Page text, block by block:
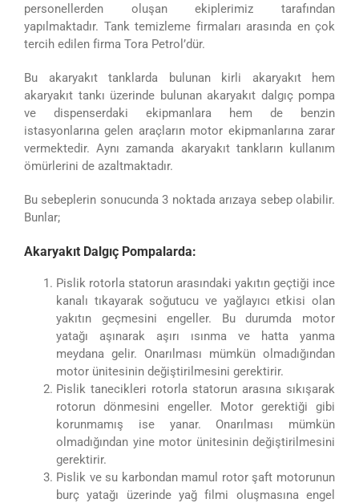
personellerden oluşan ekiplerimiz tarafından
yapılmaktadır. Tank temizleme firmaları arasında en çok
tercih edilen firma Tora Petrol’dür.
Bu akaryakıt tanklarda bulunan kirli akaryakıt hem
akaryakıt tankı üzerinde bulunan akaryakıt dalgıç pompa
ve dispenserdaki ekipmanlara hem de benzin
istasyonlarına gelen araçların motor ekipmanlarına zarar
vermektedir. Aynı zamanda akaryakıt tankların kullanım
ömürlerini de azaltmaktadır.
Bu sebeplerin sonucunda 3 noktada arızaya sebep olabilir.
Bunlar;
Akaryakıt Dalgıç Pompalarda:
Pislik rotorla statorun arasındaki yakıtın geçtiği ince
kanalı tıkayarak soğutucu ve yağlayıcı etkisi olan
yakıtın geçmesini engeller. Bu durumda motor
yatağı aşınarak aşırı ısınma ve hatta yanma
meydana gelir. Onarılması mümkün olmadığından
motor ünitesinin değiştirilmesini gerektirir.
Pislik tanecikleri rotorla statorun arasına sıkışarak
rotorun dönmesini engeller. Motor gerektiği gibi
korunmamış ise yanar. Onarılması mümkün
olmadığından yine motor ünitesinin değiştirilmesini
gerektirir.
Pislik ve su karbondan mamul rotor şaft motorunun
burç yatağı üzerinde yağ filmi oluşmasına engel